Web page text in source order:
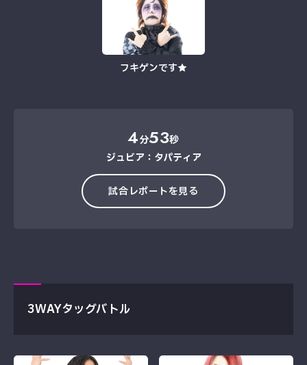
フキゲンです★
4分53秒
ジュビア：タパティア
試合レポートを見る
3WAYタッグバトル